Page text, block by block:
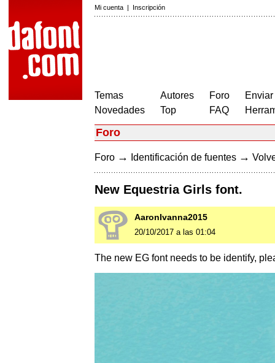
Mi cuenta | Inscripción
Temas
Novedades
Autores
Top
Foro
FAQ
Foro
Foro → Identificación de fuentes →
New Equestria Girls font.
AaronIvanna2015
20/10/2017 a las 01:04
The new EG font needs to be identify,